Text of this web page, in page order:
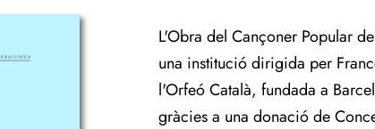
L'Obra del Cançoner Popular
una institució dirigida per
l'Orfeó Català, fundada a
gràcies a una donació de